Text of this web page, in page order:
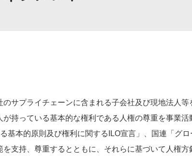
サプライチェーンに含まれる子会社及び現地法人
持っている基本的な権利である人権の尊重を事業
基本的原則及び権利に関するILO宣言」、国連「グ
支持、尊重するとともに、それらに基づいて人権方